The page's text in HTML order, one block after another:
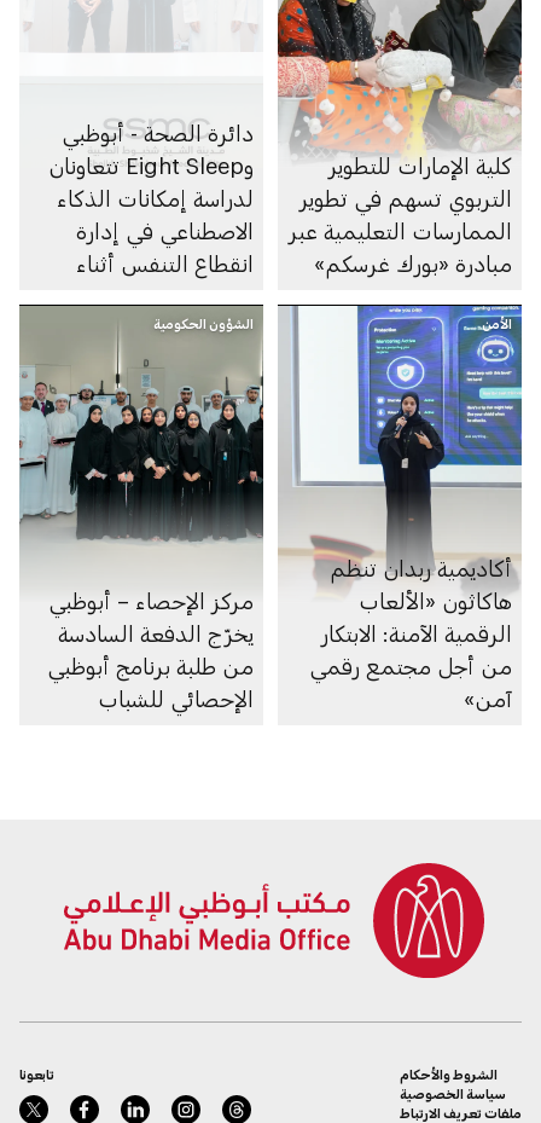
كلية الإمارات للتطوير
التربوي تسهم في تطوير
الممارسات التعليمية عبر
مبادرة «بورك غرسكم»
دائرة الصحة - أبوظبي
وEight Sleep تتعاونان
لدراسة إمكانات الذكاء
الاصطناعي في إدارة
انقطاع التنفس أثناء
الأمن
أكاديمية ربدان تنظم
هاكاثون «الألعاب
الرقمية الآمنة: الابتكار
من أجل مجتمع رقمي
آمن»
الشؤون الحكومية
مركز الإحصاء – أبوظبي
يخرّج الدفعة السادسة
من طلبة برنامج أبوظبي
الإحصائي للشباب
تابعونا
الشروط والأحكام
سياسة الخصوصية
ملفات تعريف الارتباط